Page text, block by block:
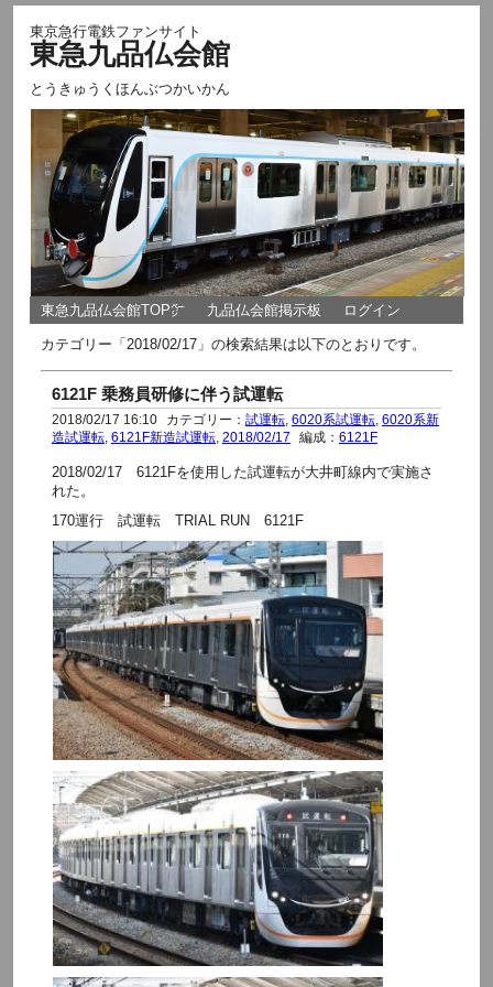
東京急行電鉄ファンサイト
東急九品仏会館
とうきゅうくほんぶつかいかん
東急九品仏会館TOP㌻ 九品仏会館掲示板 ログイン
カテゴリー「2018/02/17」の検索結果は以下のとおりです。
6121F 乗務員研修に伴う試運転
2018/02/17 16:10 カテゴリー： 試運転, 6020系試運転, 6020系新
造試運転, 6121F新造試運転, 2018/02/17 編成： 6121F
2018/02/17 6121Fを使用した試運転が大井町線内で実施さ
れた。
170運行 試運転 TRIAL RUN 6121F